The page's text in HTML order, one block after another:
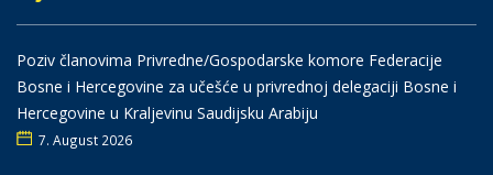
Poziv članovima Privredne/Gospodarske komore Federacije
Bosne i Hercegovine za učešće u privrednoj delegaciji Bosne i
Hercegovine u Kraljevinu Saudijsku Arabiju
7. August 2026